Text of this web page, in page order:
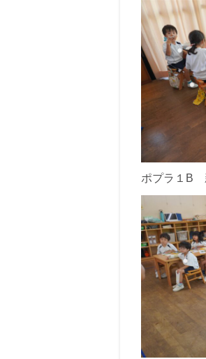
ポプラ１B